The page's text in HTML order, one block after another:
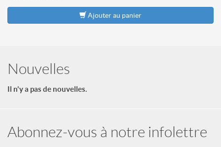
Ajouter au panier
Nouvelles
Il n'y a pas de nouvelles.
Abonnez-vous à notre infolettre